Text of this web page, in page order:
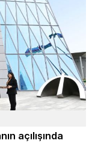
açılışında